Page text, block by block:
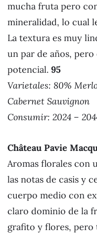
mucha fruta pero
mineralidad, lo cual
La textura es muy
un par de años,
potencial. 95
Varietales: 80%
Cabernet Sauvignon
Consumir: 2024 –
Château Pavie
Aromas florales con
las notas de casis y
cuerpo medio con
claro dominio de la
grafito y flores, pero